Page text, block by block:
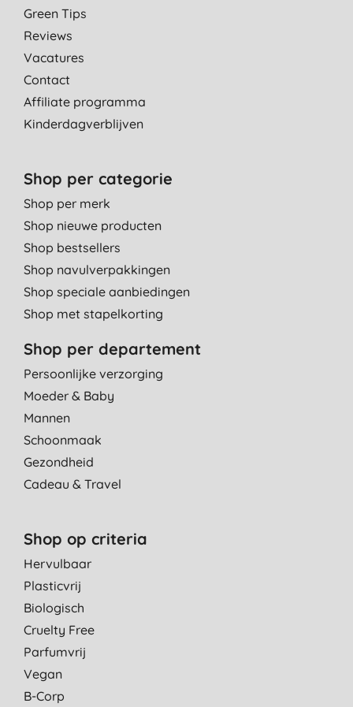
Green Tips
Reviews
Vacatures
Contact
Affiliate programma
Kinderdagverblijven
Shop per categorie
Shop per merk
Shop nieuwe producten
Shop bestsellers
Shop navulverpakkingen
Shop speciale aanbiedingen
Shop met stapelkorting
Shop per departement
Persoonlijke verzorging
Moeder & Baby
Mannen
Schoonmaak
Gezondheid
Cadeau & Travel
Shop op criteria
Hervulbaar
Plasticvrij
Biologisch
Cruelty Free
Parfumvrij
Vegan
B-Corp